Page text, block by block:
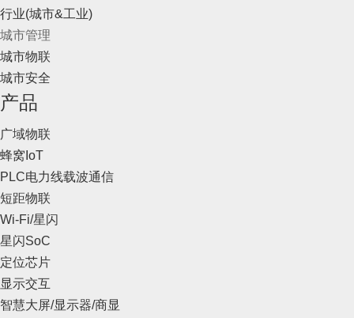
行业(城市&工业)
城市管理
城市物联
城市安全
产品
广域物联
蜂窝IoT
PLC电力线载波通信
短距物联
Wi-Fi/星闪
星闪SoC
定位芯片
显示交互
智慧大屏/显示器/商显